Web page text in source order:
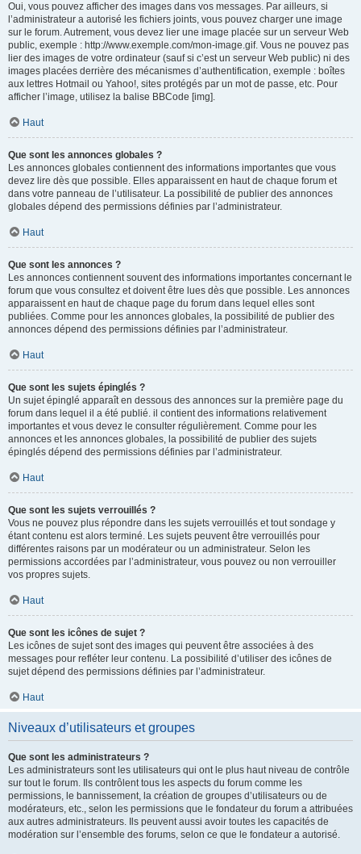
Oui, vous pouvez afficher des images dans vos messages. Par ailleurs, si
l’administrateur a autorisé les fichiers joints, vous pouvez charger une image
sur le forum. Autrement, vous devez lier une image placée sur un serveur Web
public, exemple : http://www.exemple.com/mon-image.gif. Vous ne pouvez pas
lier des images de votre ordinateur (sauf si c’est un serveur Web public) ni des
images placées derrière des mécanismes d’authentification, exemple : boîtes
aux lettres Hotmail ou Yahoo!, sites protégés par un mot de passe, etc. Pour
afficher l’image, utilisez la balise BBCode [img].
Haut
Que sont les annonces globales ?
Les annonces globales contiennent des informations importantes que vous
devez lire dès que possible. Elles apparaissent en haut de chaque forum et
dans votre panneau de l’utilisateur. La possibilité de publier des annonces
globales dépend des permissions définies par l’administrateur.
Haut
Que sont les annonces ?
Les annonces contiennent souvent des informations importantes concernant le
forum que vous consultez et doivent être lues dès que possible. Les annonces
apparaissent en haut de chaque page du forum dans lequel elles sont
publiées. Comme pour les annonces globales, la possibilité de publier des
annonces dépend des permissions définies par l’administrateur.
Haut
Que sont les sujets épinglés ?
Un sujet épinglé apparaît en dessous des annonces sur la première page du
forum dans lequel il a été publié. il contient des informations relativement
importantes et vous devez le consulter régulièrement. Comme pour les
annonces et les annonces globales, la possibilité de publier des sujets
épinglés dépend des permissions définies par l’administrateur.
Haut
Que sont les sujets verrouillés ?
Vous ne pouvez plus répondre dans les sujets verrouillés et tout sondage y
étant contenu est alors terminé. Les sujets peuvent être verrouillés pour
différentes raisons par un modérateur ou un administrateur. Selon les
permissions accordées par l’administrateur, vous pouvez ou non verrouiller
vos propres sujets.
Haut
Que sont les icônes de sujet ?
Les icônes de sujet sont des images qui peuvent être associées à des
messages pour refléter leur contenu. La possibilité d’utiliser des icônes de
sujet dépend des permissions définies par l’administrateur.
Haut
Niveaux d’utilisateurs et groupes
Que sont les administrateurs ?
Les administrateurs sont les utilisateurs qui ont le plus haut niveau de contrôle
sur tout le forum. Ils contrôlent tous les aspects du forum comme les
permissions, le bannissement, la création de groupes d’utilisateurs ou de
modérateurs, etc., selon les permissions que le fondateur du forum a attribuées
aux autres administrateurs. Ils peuvent aussi avoir toutes les capacités de
modération sur l’ensemble des forums, selon ce que le fondateur a autorisé.